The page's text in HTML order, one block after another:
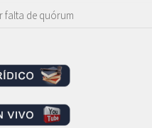
falta de quórum